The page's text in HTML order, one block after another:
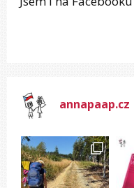
annapaap.cz